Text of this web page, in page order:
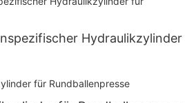
Hydraulikzylinder